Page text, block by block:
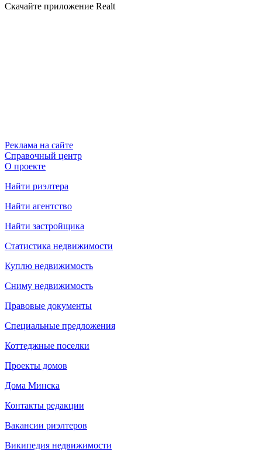
Скачайте приложение Realt
Реклама на сайте
Справочный центр
О проекте
Найти риэлтера
Найти агентство
Найти застройщика
Статистика недвижимости
Куплю недвижимость
Сниму недвижимость
Правовые документы
Специальные предложения
Коттеджные поселки
Проекты домов
Дома Минска
Контакты редакции
Вакансии риэлтеров
Википедия недвижимости